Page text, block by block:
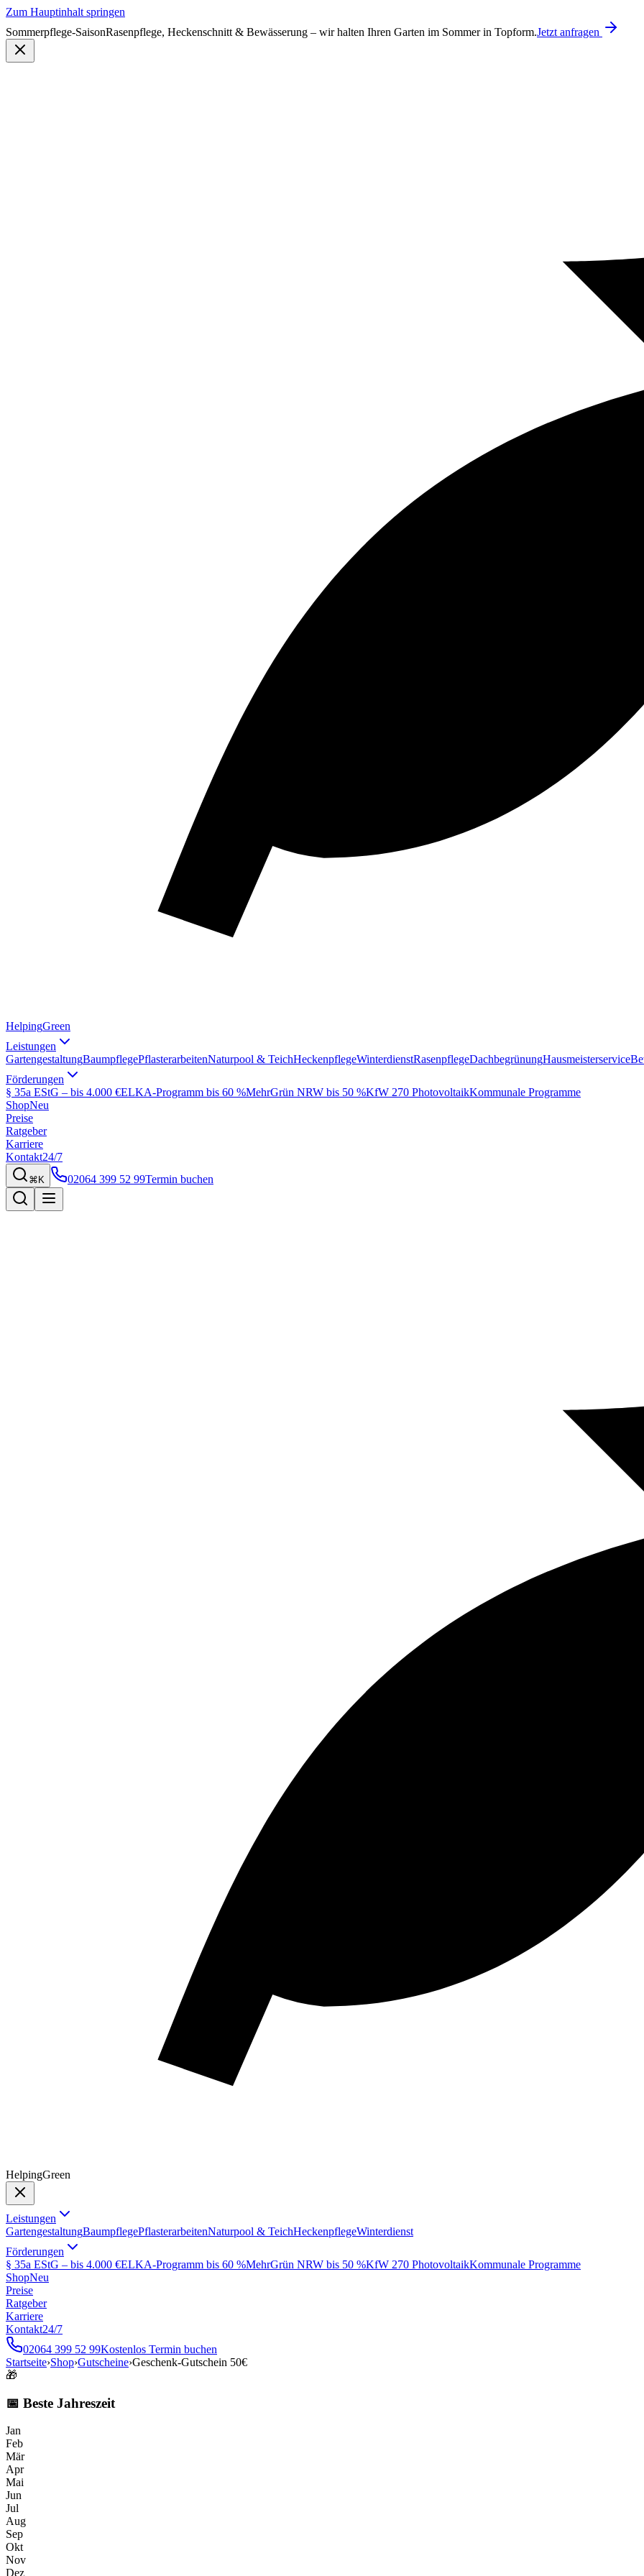
Zum Hauptinhalt springen
Sommerpflege-SaisonRasenpflege, Heckenschnitt & Bewässerung – wir halten Ihren Garten im Sommer in Topform.Jetzt anfragen
HelpingGreen
Leistungen
GartengestaltungBaumpflegePflasterarbeitenNaturpool & TeichHeckenpflegeWinterdienstRasenpflegeDachbegrünungHausmeisterservice
Förderungen
§ 35a EStG – bis 4.000 €ELKA-Programm bis 60 %MehrGrün NRW bis 50 %KfW 270 PhotovoltaikKommunale Programme
ShopNeu
Preise
Ratgeber
Karriere
Kontakt24/7
⌘K 02064 399 52 99Termin buchen
HelpingGreen
Leistungen
GartengestaltungBaumpflegePflasterarbeitenNaturpool & TeichHeckenpflegeWinterdienst
Förderungen
§ 35a EStG – bis 4.000 €ELKA-Programm bis 60 %MehrGrün NRW bis 50 %KfW 270 PhotovoltaikKommunale Programme
ShopNeu
Preise
Ratgeber
Karriere
Kontakt24/7
02064 399 52 99Kostenlos Termin buchen
Startseite›Shop›Gutscheine›Geschenk-Gutschein 50€
🎁
📅 Beste Jahreszeit
Jan
Feb
Mär
Apr
Mai
Jun
Jul
Aug
Sep
Okt
Nov
Dez